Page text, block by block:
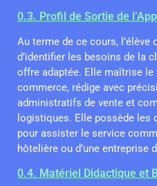
0.3. Profil de Sortie de
Au terme de ce cours, l’élève
d’identifier les besoins de la
offre adaptée. Elle maîtrise
commerce, rédige avec
administratifs de vente et
logistiques. Elle possède les
pour assister le service
hôtelière ou d’une entreprise
0.4. Matériel Didactique et